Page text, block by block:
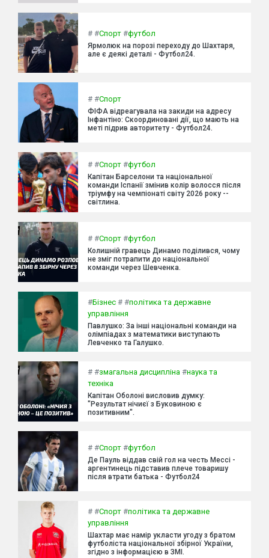
# #Спорт #футбол
Ярмолюк на порозі переходу до Шахтаря,
але є деякі деталі - Футбол24.
# #Спорт
ФІФА відреагувала на закиди на адресу
Інфантіно: Скоординовані дії, що мають на
меті підрив авторитету - Футбол24.
# #Спорт #футбол
Капітан Барселони та національної
команди Іспанії змінив колір волосся після
тріумфу на чемпіонаті світу 2026 року --
світлина.
# #Спорт #футбол
Колишній гравець Динамо поділився, чому
не зміг потрапити до національної
команди через Шевченка.
#Бізнес # #політика та державне
управління
Павлушко: За інші національні команди на
олімпіадах з математики виступають
Левченко та Галушко.
# #змагальна дисципліна #наука та
техніка
Капітан Оболоні висловив думку:
"Результат нічиєї з Буковиною є
позитивним".
# #Спорт #футбол
Де Пауль віддав свій гол на честь Мессі -
аргентинець підставив плече товаришу
після втрати батька - Футбол24
# #Спорт #політика та державне
управління
Шахтар має намір укласти угоду з братом
футболіста національної збірної України,
згідно з інформацією в ЗМІ.